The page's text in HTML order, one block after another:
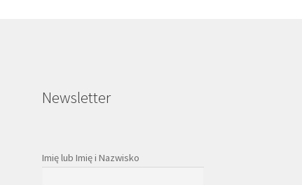
Newsletter
Imię lub Imię i Nazwisko